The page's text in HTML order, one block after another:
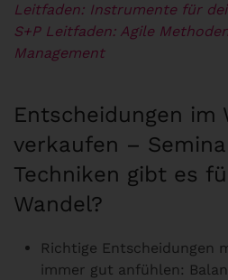
Leitfaden: Instrumente für
S+P Leitfaden: Agile
Management
Entscheidungen im
verkaufen –
Techniken gibt es
Wandel?
Richtige Entscheidungen
immer gut anfühlen: